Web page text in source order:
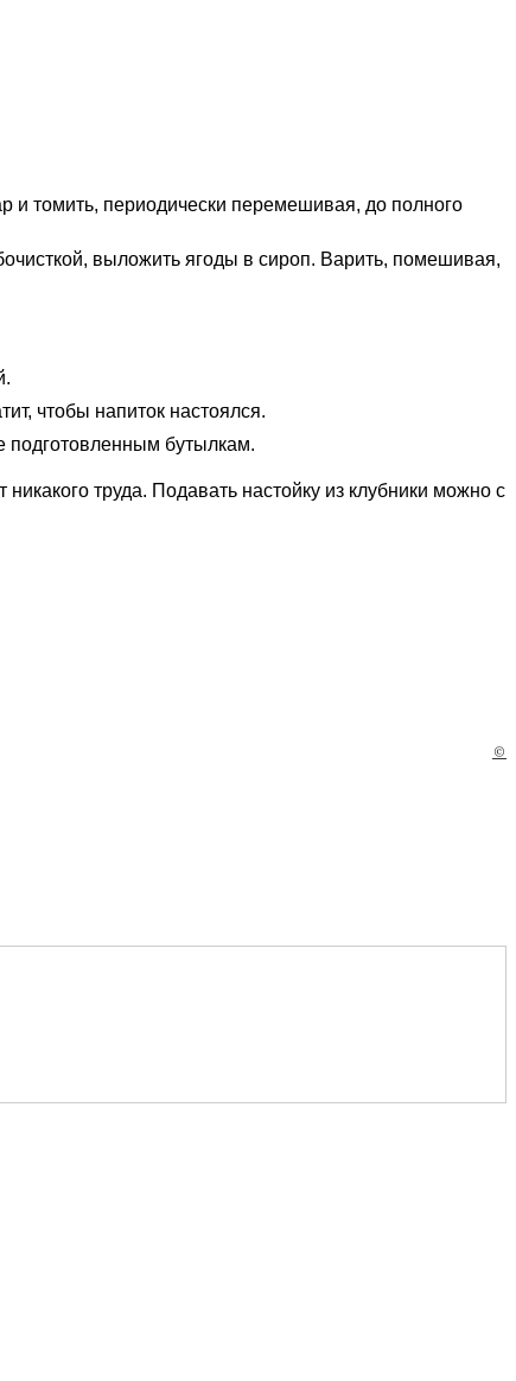
и томить, периодически перемешивая, до полного
выложить ягоды в сироп. Варить, помешивая,
чтобы напиток настоялся.
подготовленным бутылкам.
труда. Подавать настойку из клубники можно с
©